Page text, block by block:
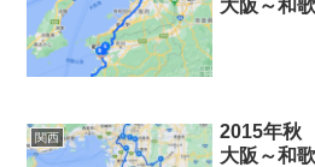
大阪～和
関西
2015年秋
大阪～和